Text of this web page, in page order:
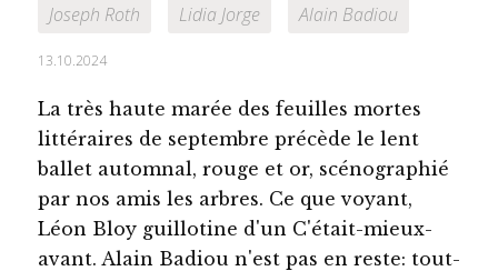
Joseph Roth Lidia Jorge Alain Badiou
13.10.2024
La très haute marée des feuilles mortes
littéraires de septembre précède le lent
ballet automnal, rouge et or, scénographié
par nos amis les arbres. Ce que voyant,
Léon Bloy guillotine d'un C'était-mieux-
avant. Alain Badiou n'est pas en reste: tout-